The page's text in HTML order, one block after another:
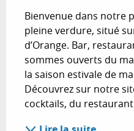
Bienvenue dans notre
pleine verdure, situé
d’Orange. Bar,
sommes ouverts du
la saison estivale de
Découvrez sur notre
cocktails, du